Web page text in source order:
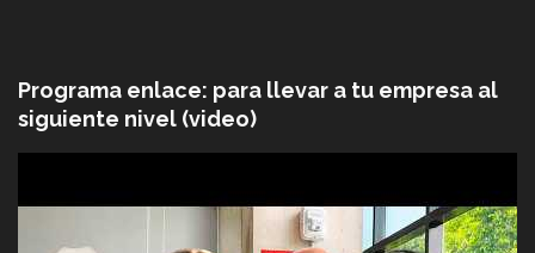
Programa enlace: para llevar a tu empresa al
siguiente nivel (video)